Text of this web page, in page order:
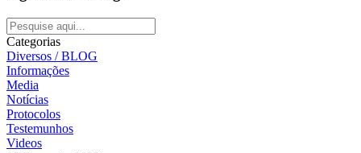
Categorias
Diversos / BLOG
Informações
Media
Notícias
Protocolos
Testemunhos
Videos